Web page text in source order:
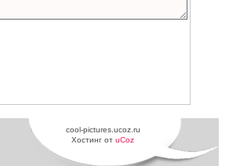
cool-pictures.ucoz.ru
Хостинг отuCoz